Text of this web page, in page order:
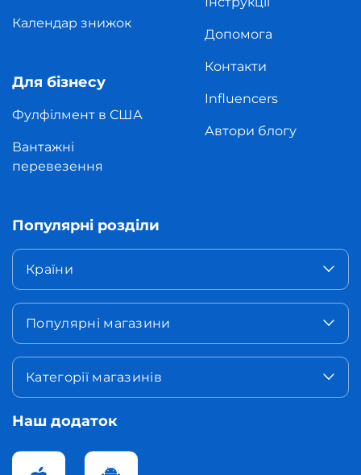
Календар знижок
Для бізнесу
Фулфілмент в США
Вантажні
перевезення
Допомога
Контакти
Influencers
Автори блогу
Популярні розділи
Країни
Популярні магазини
Категорії магазинів
Наш додаток